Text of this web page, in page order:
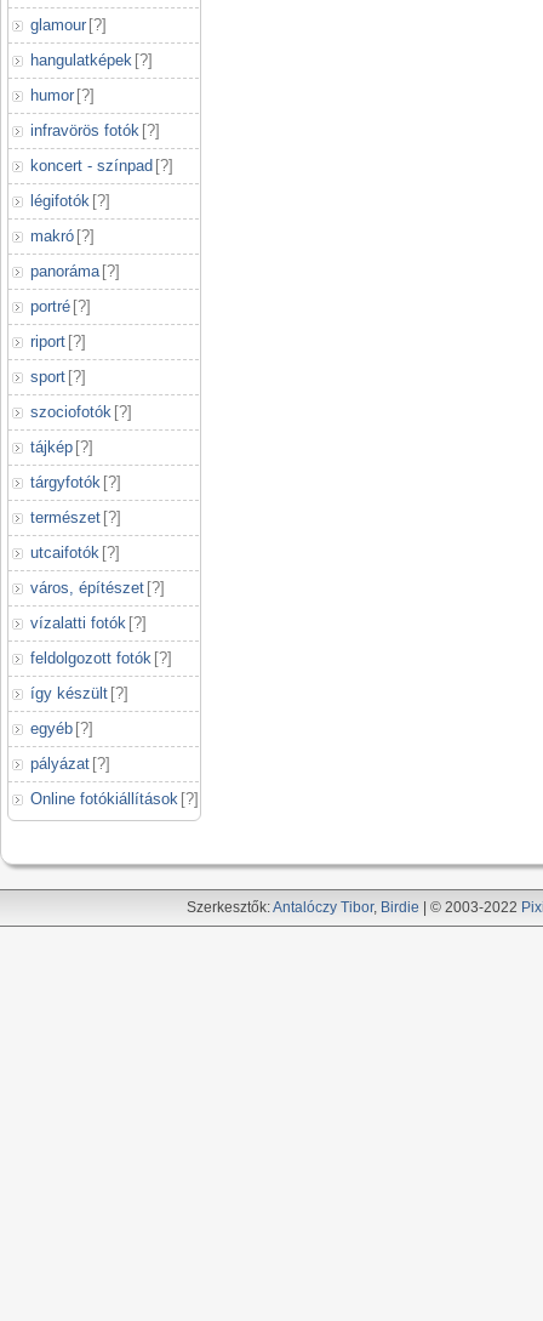
glamour [?]
hangulatképek [?]
humor [?]
infravörös fotók [?]
koncert - színpad [?]
légifotók [?]
makró [?]
panoráma [?]
portré [?]
riport [?]
sport [?]
szociofotók [?]
tájkép [?]
tárgyfotók [?]
természet [?]
utcaifotók [?]
város, építészet [?]
vízalatti fotók [?]
feldolgozott fotók [?]
így készült [?]
egyéb [?]
pályázat [?]
Online fotókiállítások [?]
Szerkesztők:Antalóczy Tibor, Birdie | © 2003-2022